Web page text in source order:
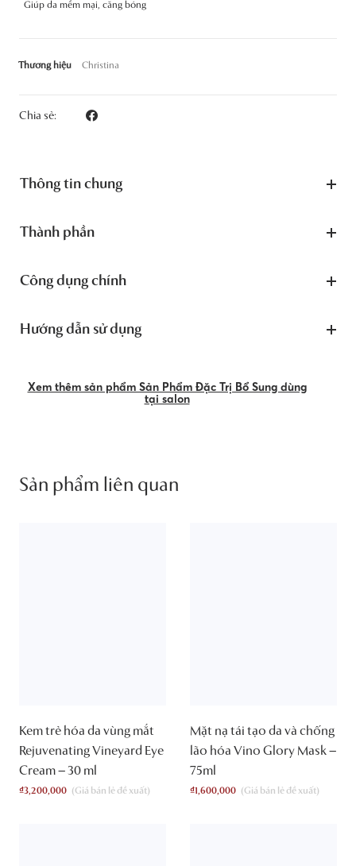
Giúp da mềm mại, căng bóng
Thương hiệu Christina
Chia sẻ:
Thông tin chung
Thành phần
Công dụng chính
Hướng dẫn sử dụng
Xem thêm sản phẩm Sản Phẩm Đặc Trị Bổ Sung dùng
tại salon
Sản phẩm liên quan
Kem trẻ hóa da vùng mắt
Rejuvenating Vineyard Eye
Cream – 30 ml
₫3,200,000
Mặt nạ tái tạo da và chống
lão hóa Vino Glory Mask –
75ml
₫1,600,000